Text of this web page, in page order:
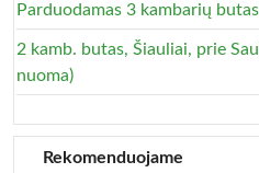
Parduodamas 3 kambarių butas
2 kamb. butas, Šiauliai, prie
nuoma)
Rekomenduojame